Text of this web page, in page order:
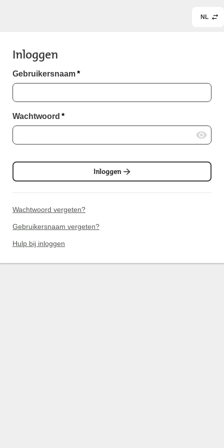
NL
Inloggen
Gebruikersnaam*
Wachtwoord *
Inloggen
Wachtwoord vergeten?
Gebruikersnaam vergeten?
Hulp bij inloggen